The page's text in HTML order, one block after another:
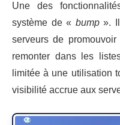
Une des
système de « bump». Il
serveurs de
remonter dans les
limitée à une utilisation
visibilité accrue aux